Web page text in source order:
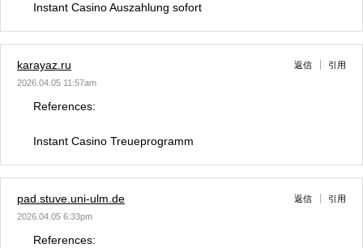
Instant Casino Auszahlung sofort
karayaz.ru
2026.04.05 11:57am
返信 引用
References:
Instant Casino Treueprogramm
pad.stuve.uni-ulm.de
2026.04.05 6:33pm
返信 引用
References: